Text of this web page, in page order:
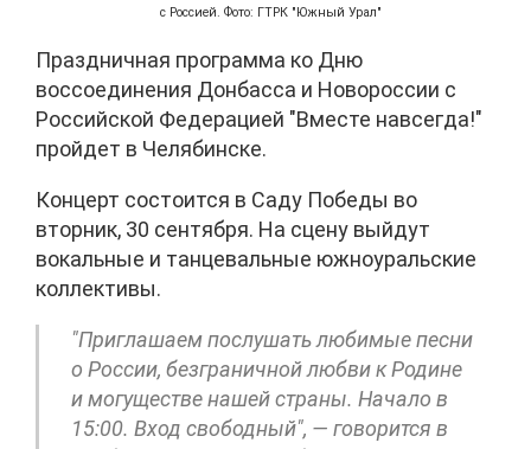
с Россией. Фото: ГТРК "Южный Урал"
Праздничная программа ко Дню
воссоединения Донбасса и Новороссии с
Российской Федерацией "Вместе навсегда!"
пройдет в Челябинске.
Концерт состоится в Саду Победы во
вторник, 30 сентября. На сцену выйдут
вокальные и танцевальные южноуральские
коллективы.
"Приглашаем послушать любимые песни
о России, безграничной любви к Родине
и могуществе нашей страны. Начало в
15:00. Вход свободный", — говорится в